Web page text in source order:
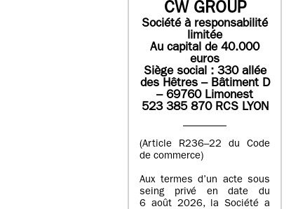
CW GROUP
Société à responsabilité
limitée
Au capital de 40.000
euros
Siège social : 330 allée
des Hêtres – Bâtiment D
– 69760 Limonest
523 385 870 RCS LYON
(Article R236–22 du Code
de commerce)
Aux termes d’un acte sous
seing privé en date du
6 août 2026, la Société a